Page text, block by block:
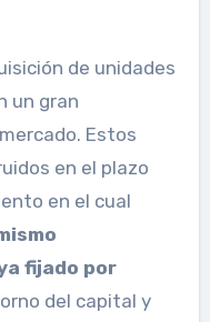
de unidades
un gran
Estos
en el plazo
en el cual
fijado por
del capital y